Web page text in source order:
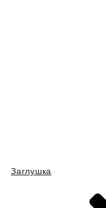
Заглушка